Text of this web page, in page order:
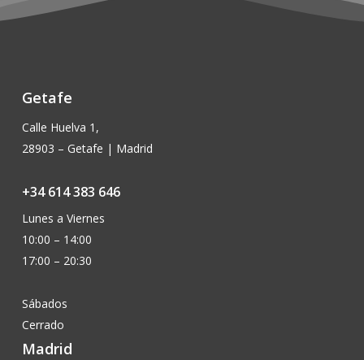
Getafe
Calle Huelva 1,
28903 – Getafe | Madrid
+34 614 383 646
Lunes a Viernes
10:00 – 14:00
17:00 – 20:30
Sábados
Cerrado
Madrid